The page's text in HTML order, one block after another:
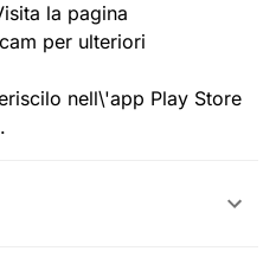
la pagina
per ulteriori
nell\'app Play Store